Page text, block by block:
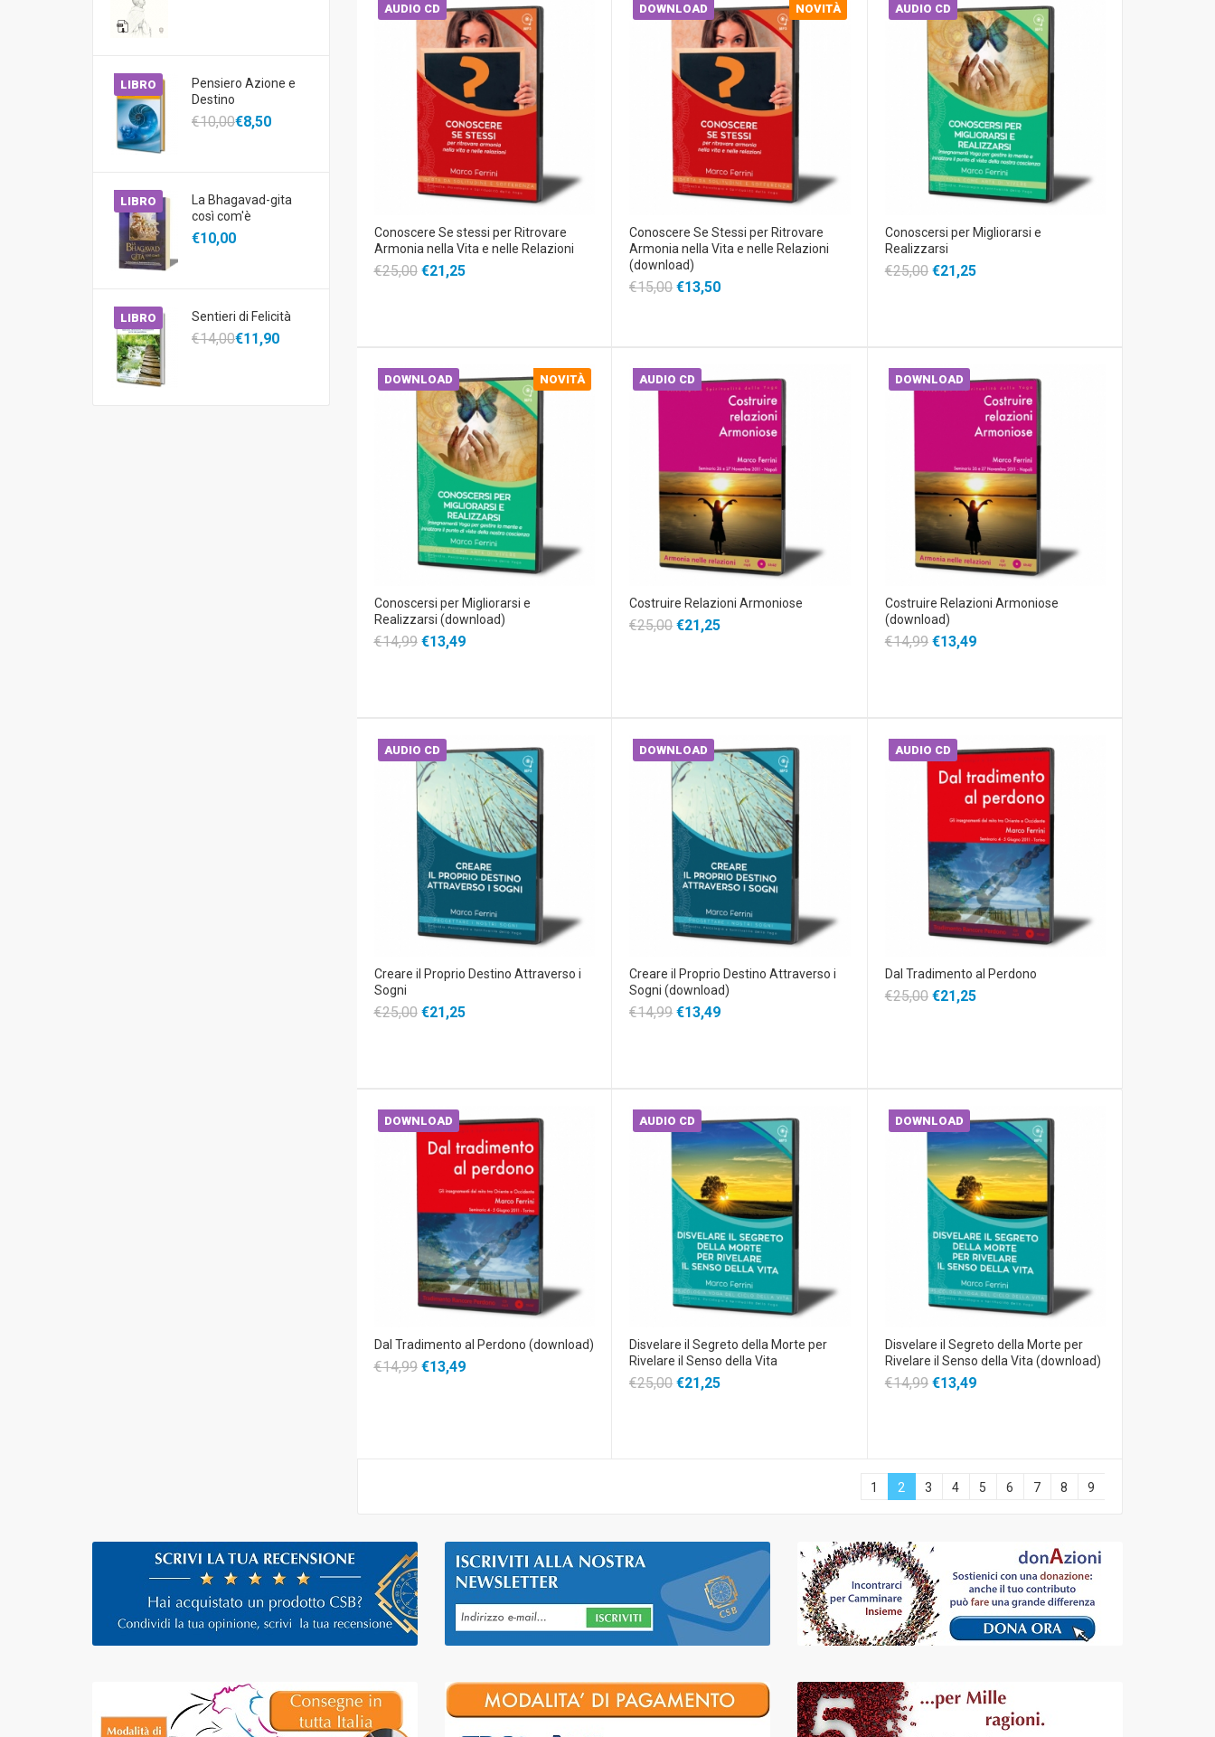
LIBRO
Pensiero Azione e
Destino
€10,00€8,50
LIBRO
La Bhagavad-gita
così com'è
€10,00
LIBRO Sentieri di Felicità
€14,00€11,90
AUDIO CD
Conoscere Se stessi per Ritrovare
Armonia nella Vita e nelle Relazioni
€25,00 €21,25
DOWNLOAD NOVITÀ
Conoscere Se Stessi per Ritrovare
Armonia nella Vita e nelle Relazioni
(download)
€15,00 €13,50
AUDIO CD
Conoscersi per Migliorarsi e
Realizzarsi
€25,00 €21,25
DOWNLOAD NOVITÀ
Conoscersi per Migliorarsi e
Realizzarsi (download)
€14,99 €13,49
AUDIO CD
Costruire Relazioni Armoniose
€25,00 €21,25
DOWNLOAD
Costruire Relazioni Armoniose
(download)
€14,99 €13,49
AUDIO CD
Creare il Proprio Destino Attraverso i
Sogni
€25,00 €21,25
DOWNLOAD
Creare il Proprio Destino Attraverso i
Sogni (download)
€14,99 €13,49
AUDIO CD
Dal Tradimento al Perdono
€25,00 €21,25
DOWNLOAD
Dal Tradimento al Perdono (download)
€14,99 €13,49
AUDIO CD
Disvelare il Segreto della Morte per
Rivelare il Senso della Vita
€25,00 €21,25
DOWNLOAD
Disvelare il Segreto della Morte per
Rivelare il Senso della Vita (download)
€14,99 €13,49
1 2 3 4 5 6 7 8 9